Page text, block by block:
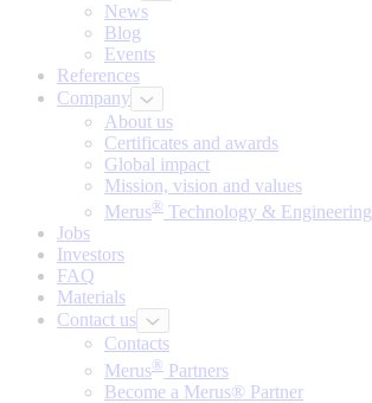
News
Blog
Events
References
Company
About us
Certificates and awards
Global impact
Mission, vision and values
Merus® Technology & Engineering
Jobs
Investors
FAQ
Materials
Contact us
Contacts
Merus® Partners
Become a Merus® Partner